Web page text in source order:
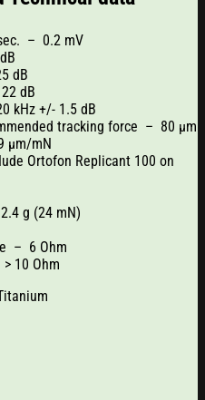
– 0.2 mV
dB
dB
kHz +/- 1.5 dB
tracking force – 80 µm
µm/mN
Ortofon Replicant 100 on
g (24 mN)
– 6 Ohm
10 Ohm